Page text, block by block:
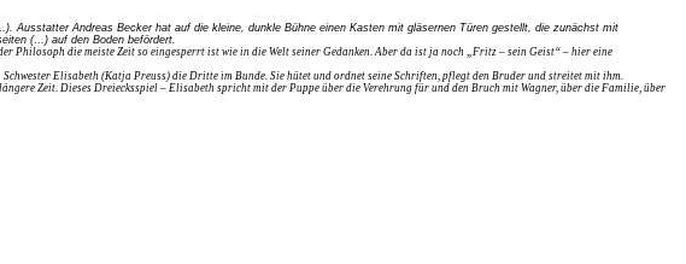
Andreas Becker hat auf die kleine, dunkle Bühne einen Kasten mit gläsernen Türen gestellt, die zunächst mit
(…) auf den Boden befördert.
Philosoph die meiste Zeit so eingesperrt ist wie in die Welt seiner Gedanken. Aber da ist ja noch „Fritz – sein Geist“ – hier eine
Elisabeth (Katja Preuss) die Dritte im Bunde. Sie hütet und ordnet seine Schriften, pflegt den Bruder und streitet mit ihm.
Zeit. Dieses Dreiecksspiel – Elisabeth spricht mit der Puppe über die Verehrung für und den Bruch mit Wagner, über die Familie, über